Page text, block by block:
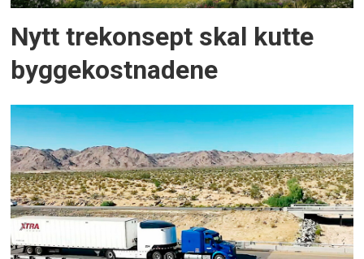
Nytt trekonsept skal kutte
byggekostnadene